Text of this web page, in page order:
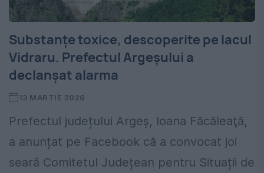
Substanțe toxice, descoperite pe lacul
Vidraru. Prefectul Argeșului a
declanșat alarma
13 MARTIE 2026
Prefectul județului Argeș, Ioana Făcăleaţă,
a anunțat pe Facebook că a convocat joi
seară Comitetul Județean pentru Situații de